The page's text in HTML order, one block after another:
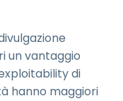
un vantaggio
di
hanno maggiori